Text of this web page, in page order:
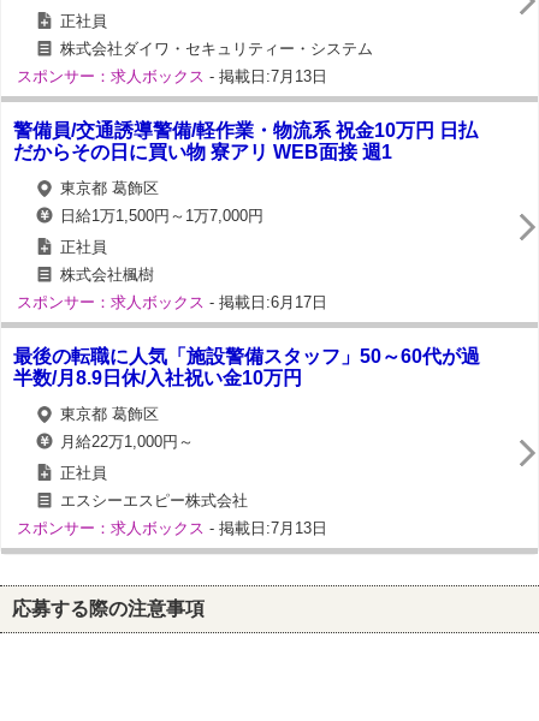
正社員
株式会社ダイワ・セキュリティー・システム
スポンサー：求人ボックス - 掲載日:7月13日
警備員/交通誘導警備/軽作業・物流系 祝金10万円 日払
だからその日に買い物 寮アリ WEB面接 週1
東京都 葛飾区
日給1万1,500円～1万7,000円
正社員
株式会社楓樹
スポンサー：求人ボックス - 掲載日:6月17日
最後の転職に人気「施設警備スタッフ」50～60代が過
半数/月8.9日休/入社祝い金10万円
東京都 葛飾区
月給22万1,000円～
正社員
エスシーエスピー株式会社
スポンサー：求人ボックス - 掲載日:7月13日
応募する際の注意事項